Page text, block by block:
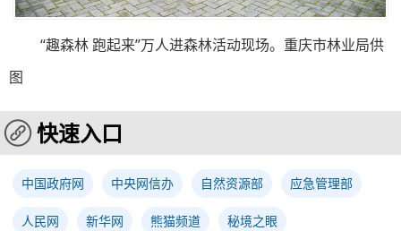
“趣森林 跑起来”万人进森林活动现场。重庆市林业局供
图
快速入口
中国政府网 中央网信办 自然资源部 应急管理部
人民网 新华网 熊猫频道 秘境之眼